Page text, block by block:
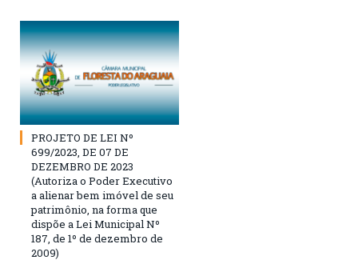
PROJETO DE LEI Nº
699/2023, DE 07 DE
DEZEMBRO DE 2023
(Autoriza o Poder Executivo
a alienar bem imóvel de seu
patrimônio, na forma que
dispõe a Lei Municipal Nº
187, de 1º de dezembro de
2009)